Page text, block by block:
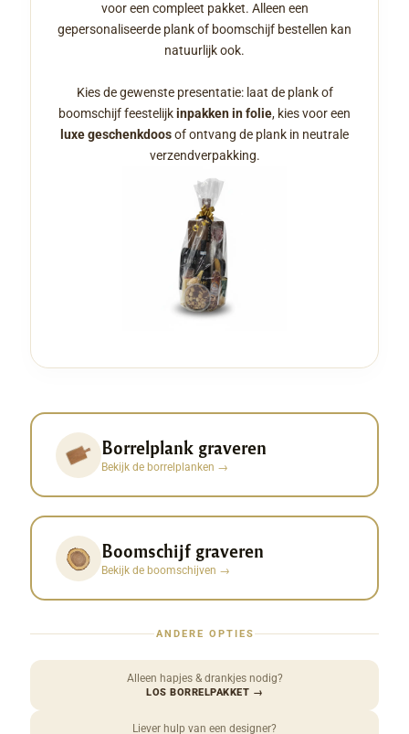
voor een compleet pakket. Alleen een
gepersonaliseerde plank of boomschijf bestellen kan
natuurlijk ook.
Kies de gewenste presentatie: laat de plank of
boomschijf feestelijkinpakken in folie, kies voor een
luxe geschenkdoosof ontvang de plank in neutrale
verzendverpakking.
Borrelplank graveren
Bekijk de borrelplanken →
Boomschijf graveren
Bekijk de boomschijven →
ANDERE OPTIES
Alleen hapjes & drankjes nodig?
LOS BORRELPAKKET →
Liever hulp van een designer?